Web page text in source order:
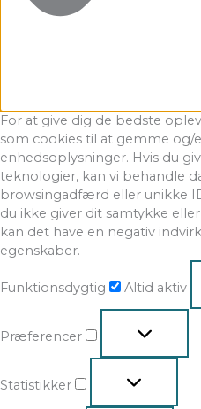
For at give dig de bedste
som cookies til at gemme og/
enhedsoplysninger. Hvis du
teknologier, kan vi behandle
browsingadfærd eller unikke
du ikke giver dit samtykke
kan det have en negativ
egenskaber.
Funktionsdygtig Altid aktiv
Præferencer
Statistikker